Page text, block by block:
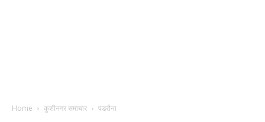
Home कुशीनगर समाचार पडरौना